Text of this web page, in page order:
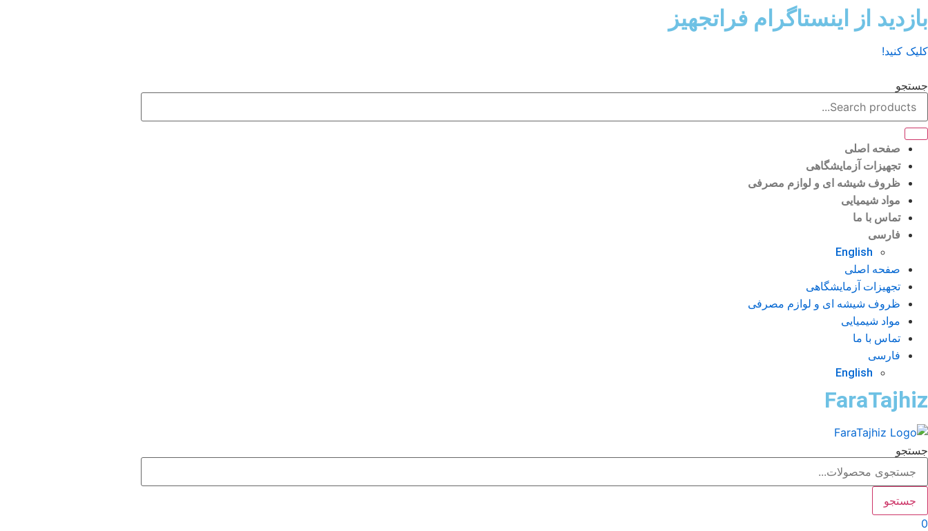
پرش
به
بازدید از اینستاگرام فراتجهیز
کلیک کنید!
جستجو
صفحه اصلی
تجهیزات آزمایشگاهی
ظروف شیشه ای و لوازم مصرفی
مواد شیمیایی
تماس با ما
فارسی
English
صفحه اصلی
تجهیزات آزمایشگاهی
ظروف شیشه ای و لوازم مصرفی
مواد شیمیایی
تماس با ما
فارسی
English
FaraTajhiz
جستجو
جستجو
0